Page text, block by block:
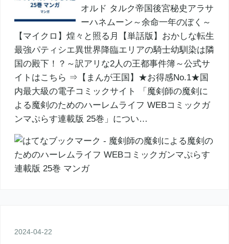
オルド タルク帝国後宮秘史アラサ
ーハネムーン～余命一年のぼく～
【マイクロ】煌々と照る月【単話版】おかしな転生
最強パティシエ異世界降臨エリアの騎士幼馴染は隣
国の殿下！？～訳アリな2人の王都事件簿～公式サ
イトはこちら ⇒【まんが王国】★お得感No.1★国
内最大級の電子コミックサイト 「魔剣師の魔剣に
よる魔剣のためのハーレムライフ WEBコミックガ
ンマぷらす連載版 25巻」につい…
2024-04-22